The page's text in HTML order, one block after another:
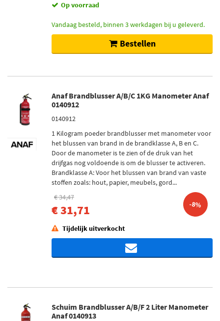
Op voorraad
Vandaag besteld, binnen 3 werkdagen bij u geleverd.
Bestellen
Anaf Brandblusser A/B/C 1KG Manometer Anaf
0140912
0140912
1 Kilogram poeder brandblusser met manometer voor
het blussen van brand in de brandklasse A, B en C.
Door de manometer is te zien of de druk van het
drijfgas nog voldoende is om de blusser te activeren.
Brandklasse A: Voor het blussen van brand van vaste
stoffen zoals: hout, papier, meubels, gord...
€ 34,47
€ 31,71 -8%
Tijdelijk uitverkocht
Schuim Brandblusser A/B/F 2 Liter Manometer
Anaf 0140913